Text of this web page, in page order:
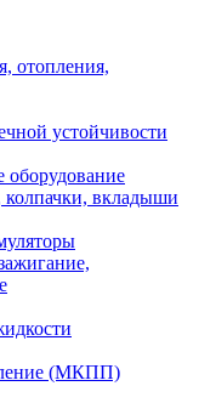
отопления,
устойчивости
оборудование
колпачки, вкладыши
(МКПП)